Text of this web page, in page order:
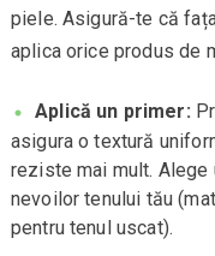
piele. Asigură-te că
aplica orice produs de
Aplică un primer:
asigura o textură
reziste mai mult.
nevoilor tenului tău
pentru tenul uscat).